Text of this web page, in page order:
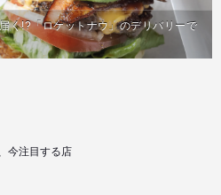
く!?「ロケットナウ」のデリバリーで
今注目する店